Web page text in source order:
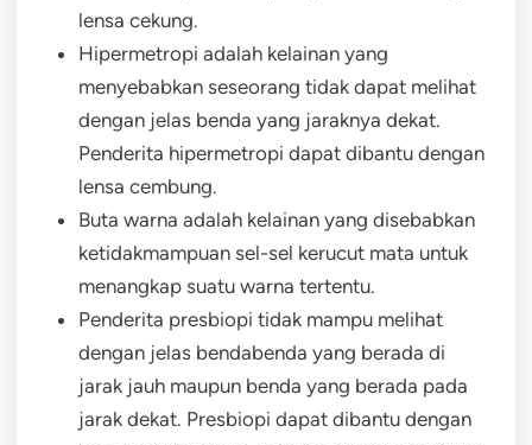
lensa cekung.
Hipermetropi adalah kelainan yang
menyebabkan seseorang tidak dapat melihat
dengan jelas benda yang jaraknya dekat.
Penderita hipermetropi dapat dibantu dengan
lensa cembung.
Buta warna adalah kelainan yang disebabkan
ketidakmampuan sel-sel kerucut mata untuk
menangkap suatu warna tertentu.
Penderita presbiopi tidak mampu melihat
dengan jelas bendabenda yang berada di
jarak jauh maupun benda yang berada pada
jarak dekat. Presbiopi dapat dibantu dengan